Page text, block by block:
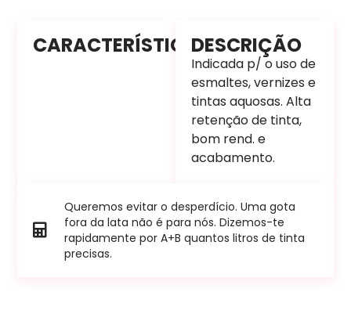
CARACTERÍSTICASDESCRIÇÃO
Indicada p/ o uso de
esmaltes, vernizes e
tintas aquosas. Alta
retenção de tinta,
bom rend. e
acabamento.
Queremos evitar o desperdício. Uma gota
fora da lata não é para nós. Dizemos-te
rapidamente por A+B quantos litros de tinta
precisas.